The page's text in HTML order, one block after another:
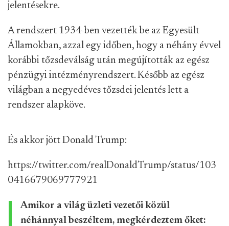
jelentésekre.
A rendszert 1934-ben vezették be az Egyesült
Államokban, azzal egy időben, hogy a néhány évvel
korábbi tőzsdeválság után megújították az egész
pénzügyi intézményrendszert. Később az egész
világban a negyedéves tőzsdei jelentés lett a
rendszer alapköve.
És akkor jött Donald Trump:
https://twitter.com/realDonaldTrump/status/103
0416679069777921
Amikor a világ üzleti vezetői közül
néhánnyal beszéltem, megkérdeztem őket: